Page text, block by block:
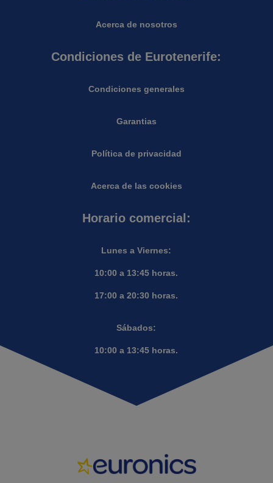
Acerca de nosotros
Condiciones de Eurotenerife:
Condiciones generales
Garantias
Política de privacidad
Acerca de las cookies
Horario comercial:
Lunes a Viernes:
10:00 a 13:45 horas.
17:00 a 20:30 horas.
Sábados:
10:00 a 13:45 horas.